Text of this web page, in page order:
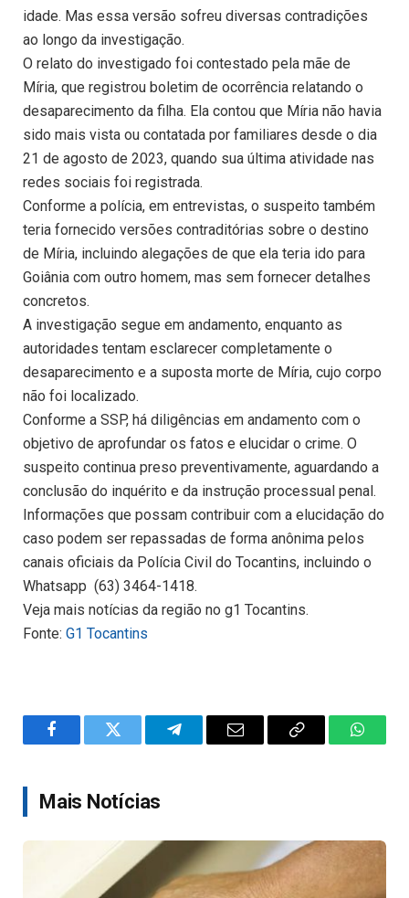
idade. Mas essa versão sofreu diversas contradições
ao longo da investigação.
O relato do investigado foi contestado pela mãe de
Míria, que registrou boletim de ocorrência relatando o
desaparecimento da filha. Ela contou que Míria não havia
sido mais vista ou contatada por familiares desde o dia
21 de agosto de 2023, quando sua última atividade nas
redes sociais foi registrada.
Conforme a polícia, em entrevistas, o suspeito também
teria fornecido versões contraditórias sobre o destino
de Míria, incluindo alegações de que ela teria ido para
Goiânia com outro homem, mas sem fornecer detalhes
concretos.
A investigação segue em andamento, enquanto as
autoridades tentam esclarecer completamente o
desaparecimento e a suposta morte de Míria, cujo corpo
não foi localizado.
Conforme a SSP, há diligências em andamento com o
objetivo de aprofundar os fatos e elucidar o crime. O
suspeito continua preso preventivamente, aguardando a
conclusão do inquérito e da instrução processual penal.
Informações que possam contribuir com a elucidação do
caso podem ser repassadas de forma anônima pelos
canais oficiais da Polícia Civil do Tocantins, incluindo o
Whatsapp (63) 3464-1418.
Veja mais notícias da região no g1 Tocantins.
Fonte: G1 Tocantins
FacebookTwitter TelegramEmail
Copy
Mais Notícias